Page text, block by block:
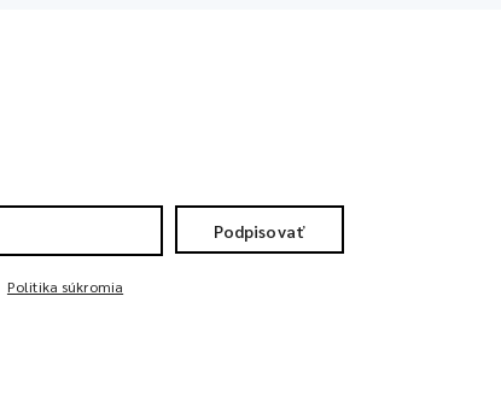
Podpisovať
Politika súkromia